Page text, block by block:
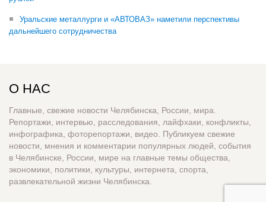
Уральские металлурги и «АВТОВАЗ» наметили перспективы
дальнейшего сотрудничества
О НАС
Главные, свежие новости Челябинска, России, мира.
Репортажи, интервью, расследования, лайфхаки, конфликты,
инфографика, фоторепортажи, видео. Публикуем свежие
новости, мнения и комментарии популярных людей, события
в Челябинске, России, мире на главные темы общества,
экономики, политики, культуры, интернета, спорта,
развлекательной жизни Челябинска.